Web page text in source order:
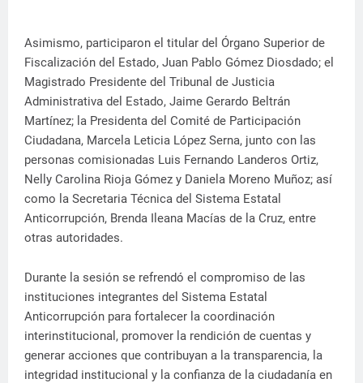
Asimismo, participaron el titular del Órgano Superior de
Fiscalización del Estado, Juan Pablo Gómez Diosdado; el
Magistrado Presidente del Tribunal de Justicia
Administrativa del Estado, Jaime Gerardo Beltrán
Martínez; la Presidenta del Comité de Participación
Ciudadana, Marcela Leticia López Serna, junto con las
personas comisionadas Luis Fernando Landeros Ortiz,
Nelly Carolina Rioja Gómez y Daniela Moreno Muñoz; así
como la Secretaria Técnica del Sistema Estatal
Anticorrupción, Brenda Ileana Macías de la Cruz, entre
otras autoridades.
Durante la sesión se refrendó el compromiso de las
instituciones integrantes del Sistema Estatal
Anticorrupción para fortalecer la coordinación
interinstitucional, promover la rendición de cuentas y
generar acciones que contribuyan a la transparencia, la
integridad institucional y la confianza de la ciudadanía en